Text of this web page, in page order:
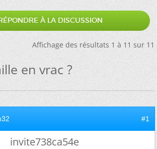
À LA DISCUSSION
Affichage des résultats 1 à 11 sur 11
en vrac ?
#1
invite738ca54e